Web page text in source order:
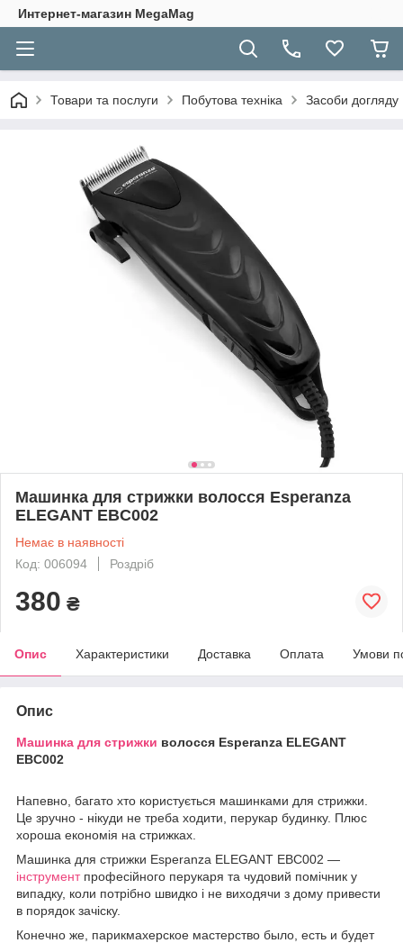
Интернет-магазин MegaMag
Товари та послуги Побутова техніка Засоби догляду
Машинка для стрижки волосся Esperanza
ELEGANT EBC002
Немає в наявності
Код: 006094
Роздріб
380 ₴
Опис Характеристики Доставка Оплата Умови
Опис
Машинка для стрижки волосся Esperanza ELEGANT
EBC002
Напевно, багато хто користується машинками для стрижки.
Це зручно - нікуди не треба ходити, перукар будинку. Плюс
хороша економія на стрижках.
Машинка для стрижки Esperanza ELEGANT EBC002 —
інструментпрофесійного перукаря та чудовий помічник у
випадку, коли потрібно швидко і не виходячи з дому привести
в порядок зачіску.
Конечно же, парикмахерское мастерство было, есть и будет